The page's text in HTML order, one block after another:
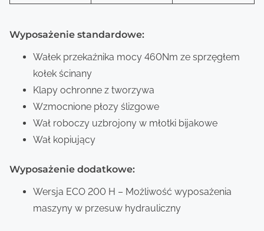
Wyposażenie standardowe:
Wałek przekaźnika mocy 460Nm ze sprzęgłem
kołek ścinany
Klapy ochronne z tworzywa
Wzmocnione płozy ślizgowe
Wał roboczy uzbrojony w młotki bijakowe
Wał kopiujący
Wyposażenie dodatkowe:
Wersja ECO 200 H – Możliwość wyposażenia
maszyny w przesuw hydrauliczny